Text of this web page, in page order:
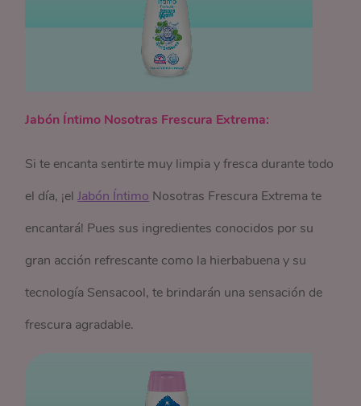
Jabón Íntimo Nosotras Frescura Extrema:
Si te encanta sentirte muy limpia y fresca durante todo
el día, ¡elJabón Íntimo Nosotras Frescura Extrema te
encantará! Pues sus ingredientes conocidos por su
gran acción refrescante como la hierbabuena y su
tecnología Sensacool, te brindarán una sensación de
frescura agradable.